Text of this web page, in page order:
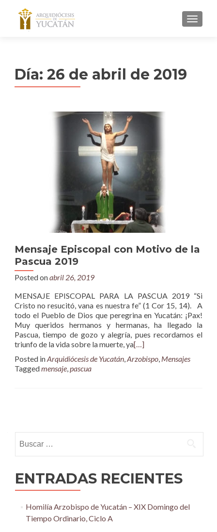
MENU
Día: 26 de abril de 2019
Mensaje Episcopal con Motivo de la
Pascua 2019
Posted onabril 26, 2019
MENSAJE EPISCOPAL PARA LA PASCUA 2019 “Si
Cristo no resucitó, vana es nuestra fe” (1 Cor 15, 14). A
todo el Pueblo de Dios que peregrina en Yucatán: ¡Pax!
Muy queridos hermanos y hermanas, ha llegado la
Pascua, tiempo de gozo y alegría, pues recordamos el
triunfo de la vida sobre la muerte, ya[…]
Posted inArquidiócesis de Yucatán,Arzobispo, Mensajes
Taggedmensaje,pascua
navigation
ENTRADAS RECIENTES
Homilía Arzobispo de Yucatán – XIX Domingo del
Tiempo Ordinario, Ciclo A